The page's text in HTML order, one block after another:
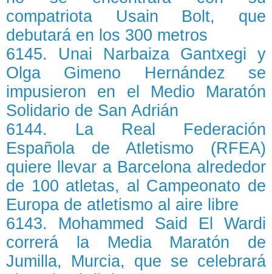
compatriota Usain Bolt, que
debutará en los 300 metros
6145. Unai Narbaiza Gantxegi y
Olga Gimeno Hernández se
impusieron en el Medio Maratón
Solidario de San Adrián
6144. La Real Federación
Española de Atletismo (RFEA)
quiere llevar a Barcelona alrededor
de 100 atletas, al Campeonato de
Europa de atletismo al aire libre
6143. Mohammed Said El Wardi
correrá la Media Maratón de
Jumilla, Murcia, que se celebrará